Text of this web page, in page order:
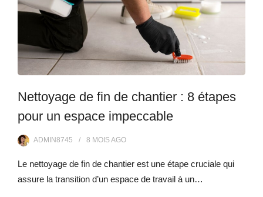
Nettoyage de fin de chantier : 8 étapes
pour un espace impeccable
ADMIN8745 8 MOISAGO
Le nettoyage de fin de chantier est une étape cruciale qui
assure la transition d’un espace de travail à un…